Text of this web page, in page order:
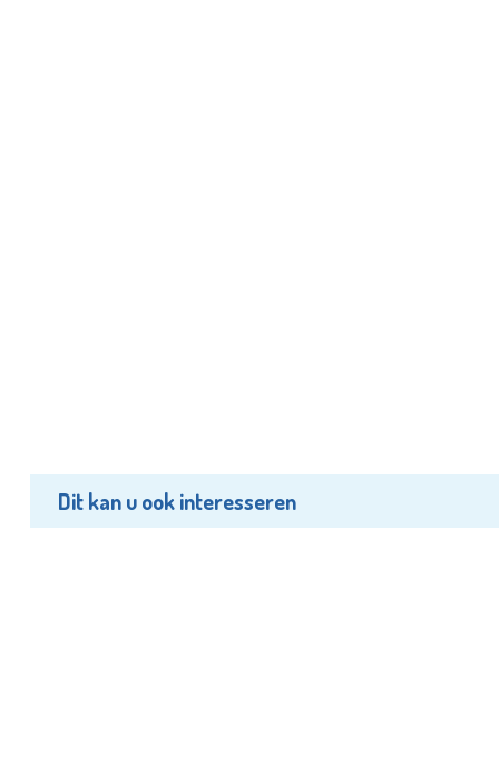
Dit kan u ook interesseren